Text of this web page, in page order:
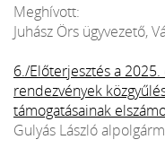
Meghívott:
Juhász Örs ügyvezető,
6./Előterjesztés a
rendezvények
támogatásainak
Gulyás László